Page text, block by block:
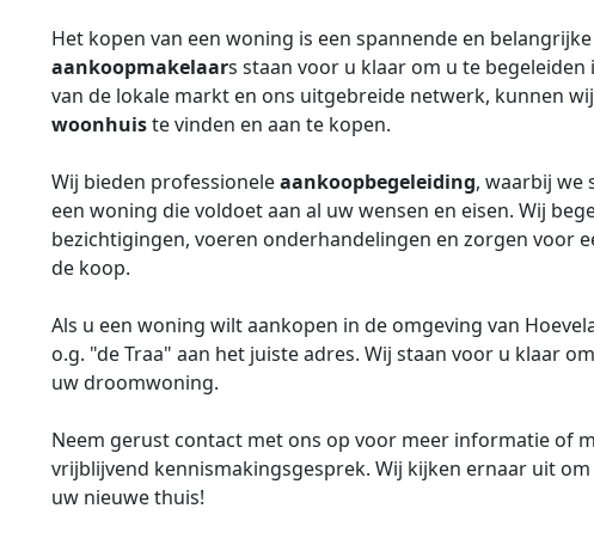
Het kopen van een woning is een spannende en
aankoopmakelaars staan voor u klaar om u te
van de lokale markt en ons uitgebreide netwerk, kunnen
woonhuiste vinden en aan te kopen.
Wij bieden professioneleaankoopbegeleiding, waarbij we
een woning die voldoet aan al uw wensen en eisen. Wij
bezichtigingen, voeren onderhandelingen en zorgen voor
de koop.
Als u een woning wilt aankopen in de omgeving van
o.g. "de Traa" aan het juiste adres. Wij staan voor u klaar
uw droomwoning.
Neem gerust contact met ons op voor meer informatie of
vrijblijvend kennismakingsgesprek. Wij kijken ernaar uit
uw nieuwe thuis!